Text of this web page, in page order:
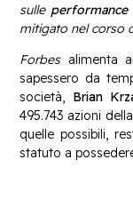
sulle performance
mitigato nel corso
Forbesalimenta
sapessero da
società, Brian
495.743 azioni
quelle possibili,
statuto a